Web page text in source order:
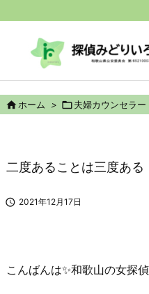
ホーム > 夫婦カウンセラー
二度あることは三度ある
 2021年12月17日
こんばんは✨和歌山の女探偵